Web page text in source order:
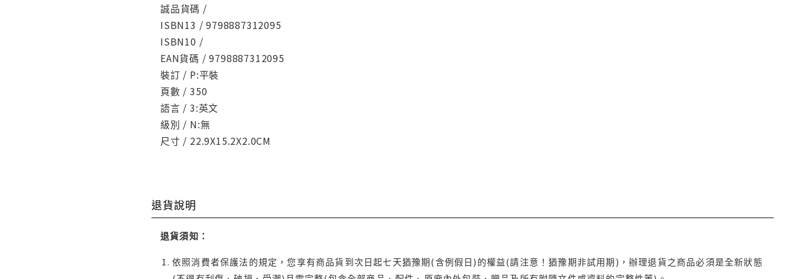
誠品貨碼 /
ISBN13 / 9798887312095
ISBN10 /
EAN貨碼 / 9798887312095
裝訂 / P:平裝
頁數 / 350
語言 / 3:英文
級別 / N:無
尺寸 / 22.9X15.2X2.0CM
退貨說明
退貨須知：
依照消費者保護法的規定，您享有商品貨到次日起七天猶豫期(含例假日)的權益(請注意！猶豫期非試用期)，辦理退貨之商品必須是全新狀態